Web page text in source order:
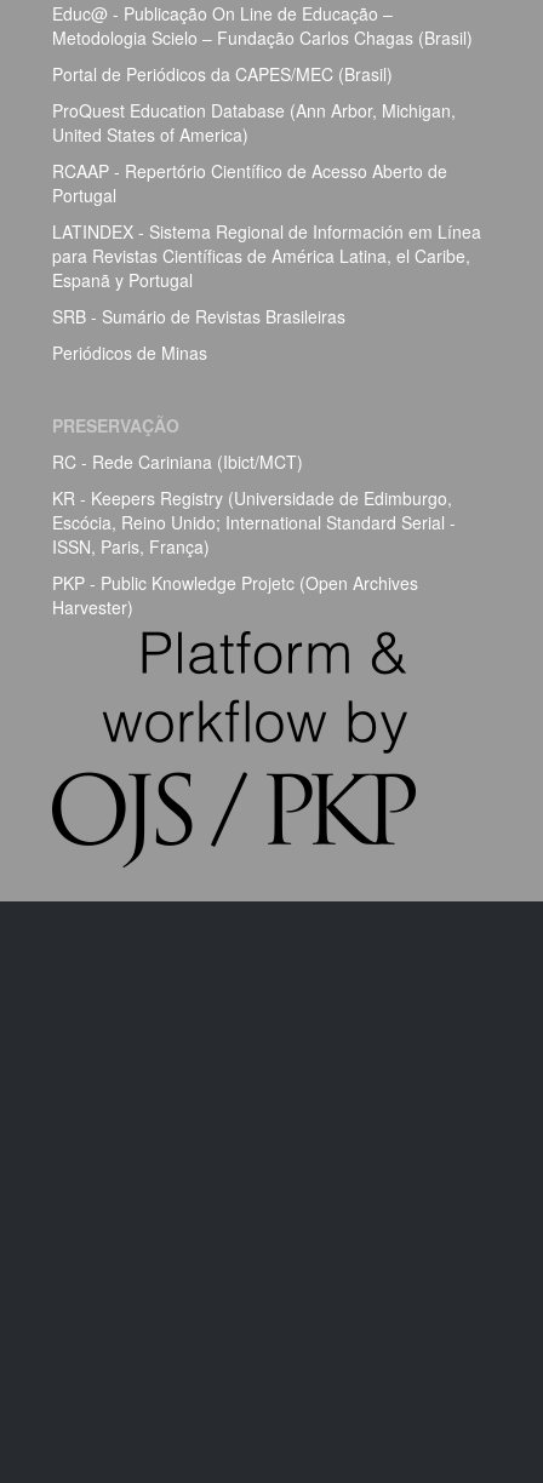
Educ@ - Publicação On Line de Educação –
Metodologia Scielo – Fundação Carlos Chagas (Brasil)
Portal de Periódicos da CAPES/MEC (Brasil)
ProQuest Education Database (Ann Arbor, Michigan,
United States of America)
RCAAP - Repertório Científico de Acesso Aberto de
Portugal
LATINDEX - Sistema Regional de Información em Línea
para Revistas Científicas de América Latina, el Caribe,
Espanã y Portugal
SRB - Sumário de Revistas Brasileiras
Periódicos de Minas
PRESERVAÇÃO
RC - Rede Cariniana (Ibict/MCT)
KR - Keepers Registry (Universidade de Edimburgo,
Escócia, Reino Unido; International Standard Serial -
ISSN, Paris, França)
PKP - Public Knowledge Projetc (Open Archives
Harvester)